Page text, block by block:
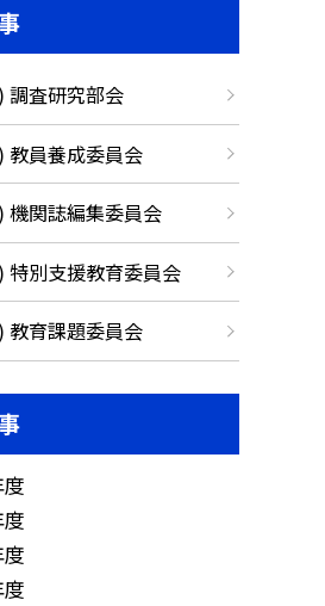
調査研究部会
教員養成委員会
機関誌編集委員会
特別支援教育委員会
教育課題委員会